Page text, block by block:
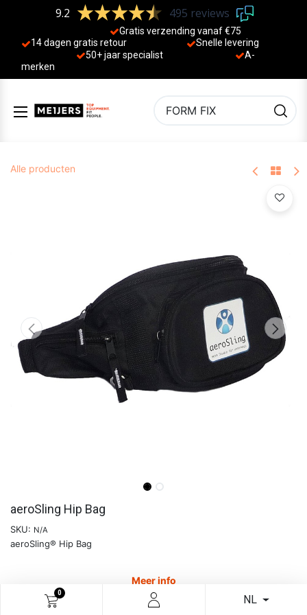
0
NL
9.2 495 reviews
Gratis verzending vanaf €75
14 dagen gratis retour
Sne lle levering
50+ jaar specialist
A-
merken
Alle producten
aeroSling Hip Bag
SKU: N/A
aeroSling® Hip Bag
Meer info
12,60